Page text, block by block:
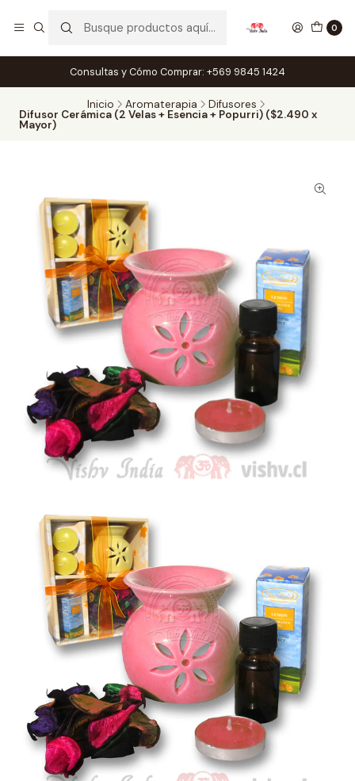
0
Consultas y Cómo Comprar: +569 9845 1424
Inicio Aromaterapia Difusores
Difusor Cerámica (2 Velas + Esencia + Popurri) ($2.490 x
Mayor)